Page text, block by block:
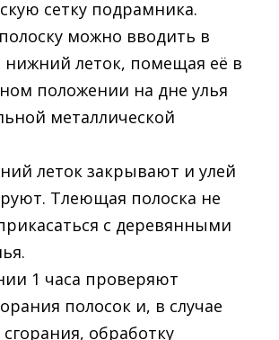
сетку подрамника.
можно вводить в
нижний леток, помещая её в
положении на дне улья
металлической
леток закрывают и улей
Тлеющая полоска не
с деревянными
1 часа проверяют
полосок и, в случае
обработку